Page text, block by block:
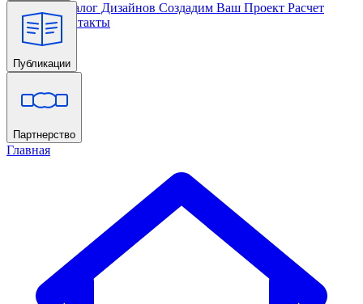
Главная Каталог Дизайнов Создадим Ваш Проект Расчет
Проекта Контакты
Публикации
Главная
Партнерство
Главная